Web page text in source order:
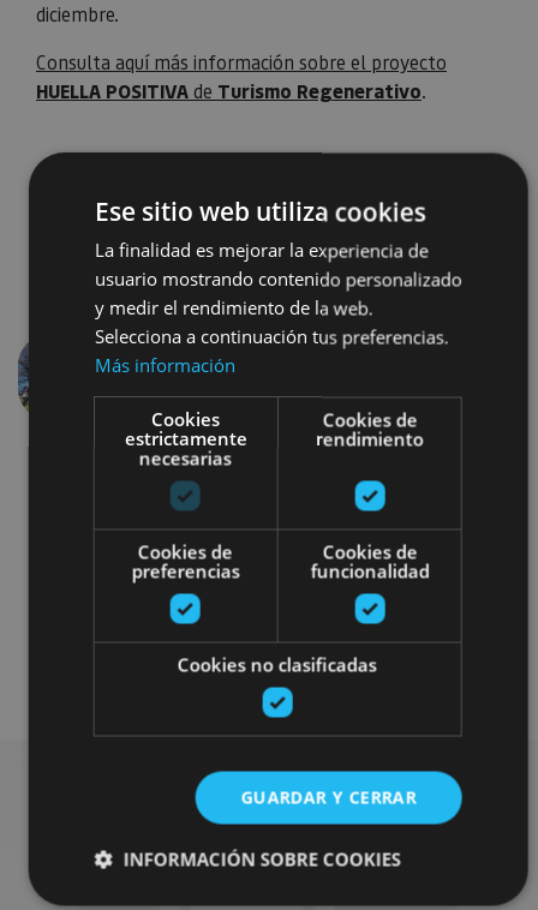
diciembre.
Consulta aquí más información sobre el proyecto
HUELLA POSITIVAde Turismo Regenerativo.
Plan disponible para todo el público
Busca más planes
Ese sitio web utiliza cookies
La finalidad es mejorar la experiencia de
usuario mostrando contenido personalizado
y medir el rendimiento de la web.
Selecciona a continuación tus preferencias.
Más información
Cookies
estrictamente
necesarias
Cookies de
rendimiento
Cookies de
preferencias
Cookies de
funcionalidad
Cookies no clasificadas
GUARDAR Y CERRAR
INFORMACIÓN SOBRE COOKIES